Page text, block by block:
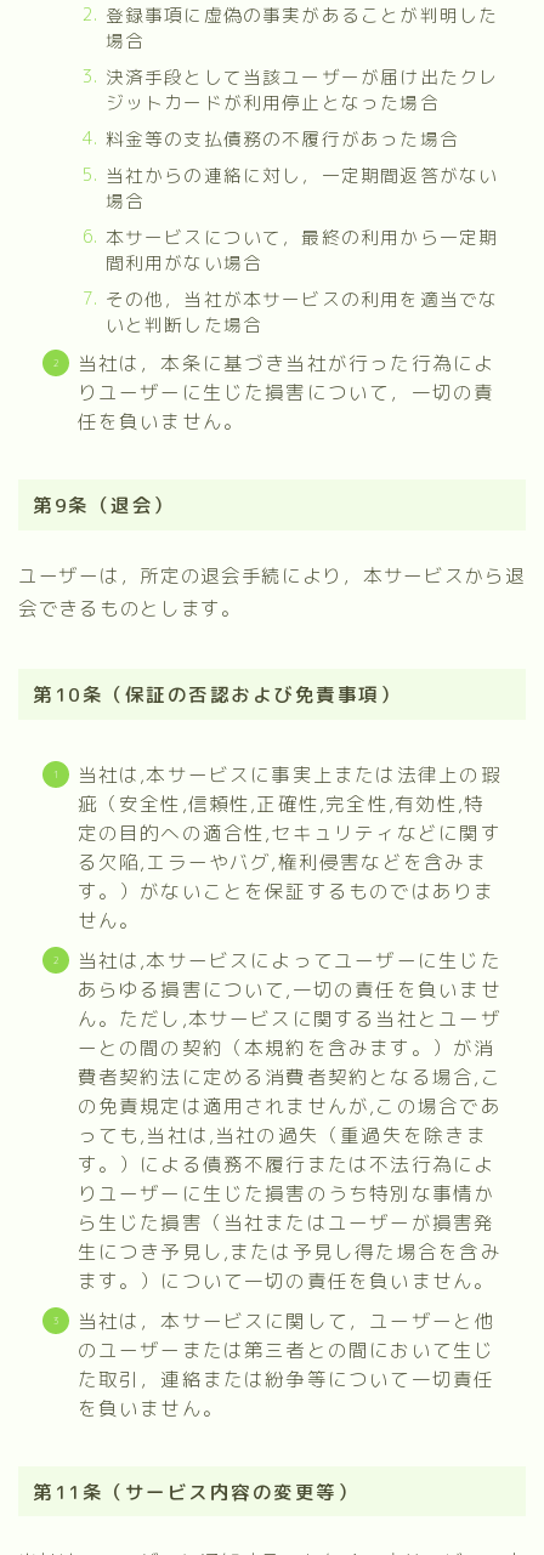
登録事項に虚偽の事実があることが判明した
場合
決済手段として当該ユーザーが届け出たクレ
ジットカードが利用停止となった場合
料金等の支払債務の不履行があった場合
当社からの連絡に対し，一定期間返答がない
場合
本サービスについて，最終の利用から一定期
間利用がない場合
その他，当社が本サービスの利用を適当でな
いと判断した場合
当社は，本条に基づき当社が行った行為によ
りユーザーに生じた損害について，一切の責
任を負いません。
第9条（退会）
ユーザーは，所定の退会手続により，本サービスから退
会できるものとします。
第10条（保証の否認および免責事項）
当社は,本サービスに事実上または法律上の瑕
疵（安全性,信頼性,正確性,完全性,有効性,特
定の目的への適合性,セキュリティなどに関す
る欠陥,エラーやバグ,権利侵害などを含みま
す。）がないことを保証するものではありま
せん。
当社は,本サービスによってユーザーに生じた
あらゆる損害について,一切の責任を負いませ
ん。ただし,本サービスに関する当社とユーザ
ーとの間の契約（本規約を含みます。）が消
費者契約法に定める消費者契約となる場合,こ
の免責規定は適用されませんが,この場合であ
っても,当社は,当社の過失（重過失を除きま
す。）による債務不履行または不法行為によ
りユーザーに生じた損害のうち特別な事情か
ら生じた損害（当社またはユーザーが損害発
生につき予見し,または予見し得た場合を含み
ます。）について一切の責任を負いません。
当社は，本サービスに関して，ユーザーと他
のユーザーまたは第三者との間において生じ
た取引，連絡または紛争等について一切責任
を負いません。
第11条（サービス内容の変更等）